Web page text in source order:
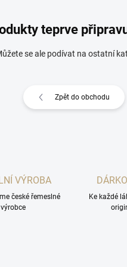
teprve
se ale podívat na ostatní
Zpět do obchodu
VÝROBA
české řemeslné
výrobce
Ke každé